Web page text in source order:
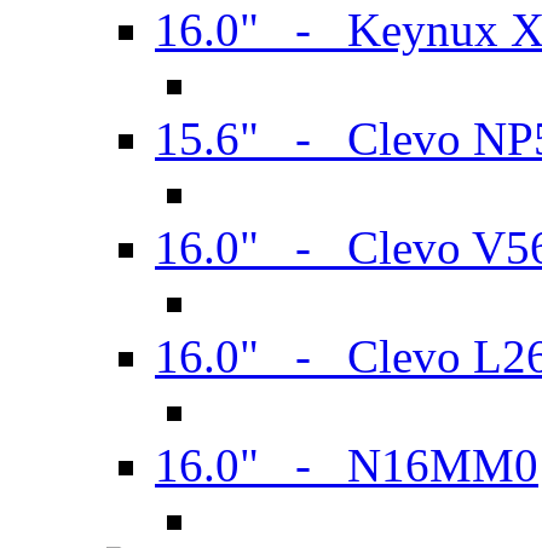
16.0" - Keynux
15.6" - Clevo
16.0" - Clevo
16.0" - Clevo
16.0" - N16MM0